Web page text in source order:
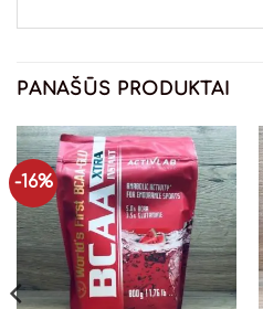
PANAŠŪS PRODUKTAI
-16%